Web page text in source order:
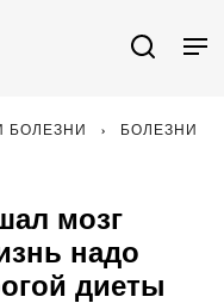
БОЛЕЗНИ
БОЛЕЗНИ
мозг
надо
диеты